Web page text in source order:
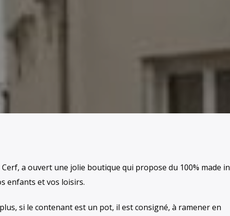
a ouvert une jolie boutique qui propose du 100% made in
enfants et vos loisirs.
si le contenant est un pot, il est consigné, à ramener en